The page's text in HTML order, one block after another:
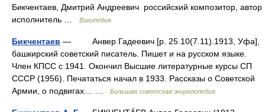
Бикчентаев, Дмитрий Андреевич российский композитор, автор
исполнитель …
Википедия
Бикчентаев — Анвер Гадеевич [р. 25.10(7.11).1913, Уфа],
башкирский советский писатель. Пишет и на русском языке.
Член КПСС с 1941. Окончил Высшие литературные курсы СП
СССР (1956). Печататься начал в 1933. Рассказы о Советской
Армии, о подвигах… …
Большая советская энциклопедия